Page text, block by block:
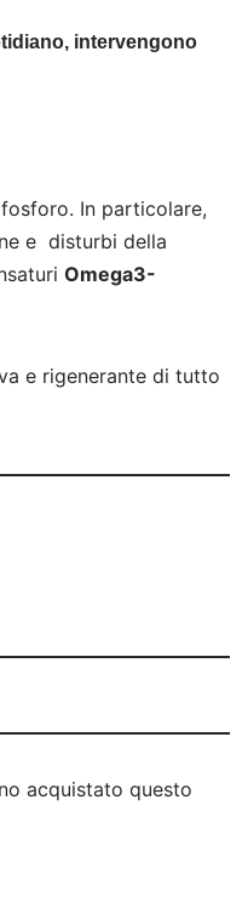
intervengono
In particolare,
e disturbi della
Omega3-
e rigenerante di tutto
acquistato questo